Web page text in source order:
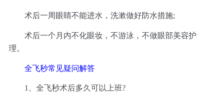
术后一周眼睛不能进水，洗漱做好防水措施;
术后一个月内不化眼妆，不游泳，不做眼部美容护
理。
全飞秒常见疑问解答
1、全飞秒术后多久可以上班?